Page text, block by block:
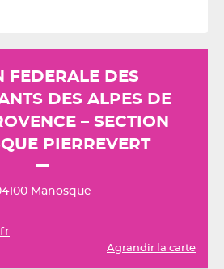
FEDERALE DES
DES ALPES DE
– SECTION
PIERREVERT
Manosque
Agrandir la carte